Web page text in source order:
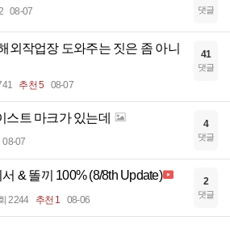
08-07 댓글
외작업장 도와주는 짓은 좀 아니
추천 5 08-07
41
댓글
스트 마크가 있는데
08-07
4
댓글
& 똘끼 100% (8/8th Update)
2244 추천 1 08-06
2
댓글